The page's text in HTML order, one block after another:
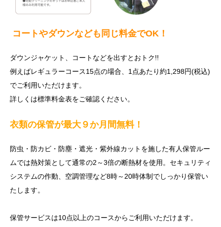
コートやダウンなども同じ料金でOK！
ダウンジャケット、コートなどを出すとおトク!!
例えばレギュラーコース15点の場合、1点あたり約1,298円(税込)
でご利用いただけます。
詳しくは標準料金表をご確認ください。
衣類の保管が最大９か月間無料！
防虫・防カビ・防塵・遮光・紫外線カットを施した有人保管ルー
ムでは熱対策として通常の2～3倍の断熱材を使用。セキュリティ
システムの作動、空調管理など8時～20時体制でしっかり保管い
たします。
保管サービスは10点以上のコースからご利用いただけます。